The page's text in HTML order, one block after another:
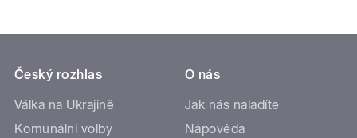
Český rozhlas
Válka na Ukrajině
Komunální volby
O nás
Jak nás naladíte
Nápověda